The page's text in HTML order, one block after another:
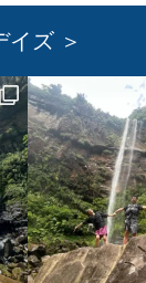
イズ ＞